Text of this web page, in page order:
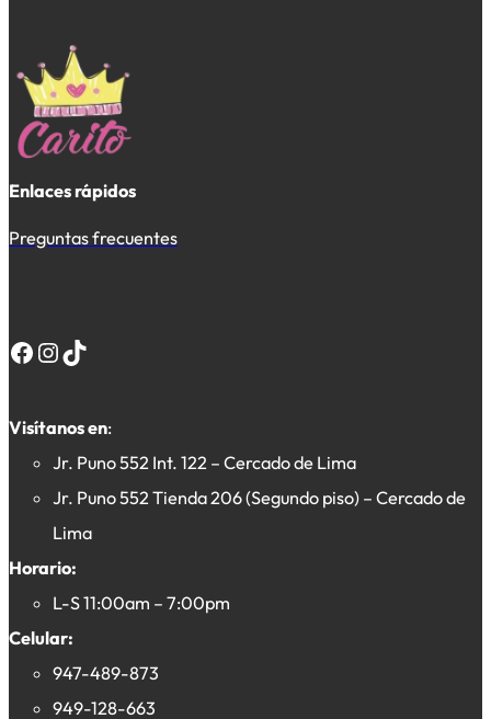
Enlaces rápidos
Preguntas frecuentes
Facebook InstagramTikTok
Visítanos en:
Jr. Puno 552 Int. 122 – Cercado de Lima
Jr. Puno 552 Tienda 206 (Segundo piso) – Cercado de
Lima
Horario:
L-S 11:00am – 7:00pm
Celular:
947-489-873
949-128-663